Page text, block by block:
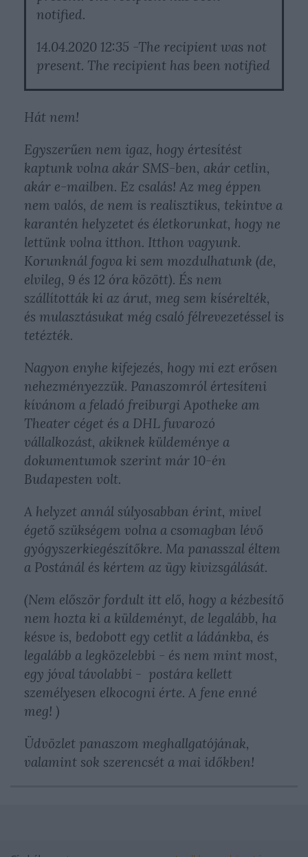
notified.
14.04.2020 12:35 -The recipient was not
present. The recipient has been notified
Hát nem!
Egyszerűen nem igaz, hogy értesítést
kaptunk volna akár SMS-ben, akár cetlin,
akár e-mailben. Ez csalás! Az meg éppen
nem valós, de nem is realisztikus, tekintve a
karantén helyzetet és életkorunkat, hogy ne
lettünk volna itthon. Itthon vagyunk.
Korunknál fogva ki sem mozdulhatunk (de,
elvileg, 9 és 12 óra között). És nem
szállították ki az árut, meg sem kísérelték,
és mulasztásukat még csaló félrevezetéssel is
tetézték.
Nagyon enyhe kifejezés, hogy mi ezt erősen
nehezményezzük. Panaszomról értesíteni
kívánom a feladó freiburgi Apotheke am
Theater céget és a DHL fuvarozó
vállalkozást, akiknek küldeménye a
dokumentumok szerint már 10-én
Budapesten volt.
A helyzet annál súlyosabban érint, mivel
égető szükségem volna a csomagban lévő
gyógyszerkiegészítőkre. Ma panasszal éltem
a Postánál és kértem az ügy kivizsgálását.
(Nem először fordult itt elő, hogy a kézbesítő
nem hozta ki a küldeményt, de legalább, ha
késve is, bedobott egy cetlit a ládánkba, és
legalább a legközelebbi - és nem mint most,
egy jóval távolabbi - postára kellett
személyesen elkocogni érte. A fene enné
meg! )
Üdvözlet panaszom meghallgatójának,
valamint sok szerencsét a mai időkben!